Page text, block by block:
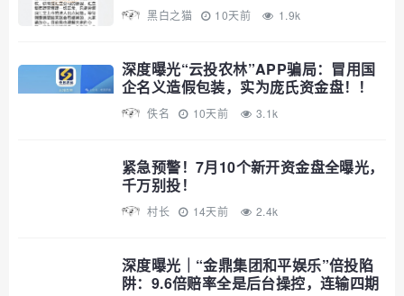
黑白之猫 10天前 1.9k
深度曝光“云投农林”APP骗局：冒用国
企名义造假包装，实为庞氏资金盘！！
佚名 10天前 3.1k
紧急预警！7月10个新开资金盘全曝光，
千万别投！
村长 14天前 2.4k
深度曝光｜“金鼎集团和平娱乐”倍投陷
阱：9.6倍赔率全是后台操控，连输四期